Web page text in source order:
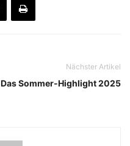
Nächster Artikel
Das Sommer-Highlight 2025